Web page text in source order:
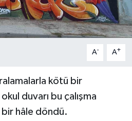
A- A+
kötü bir
duvarı bu çalışma
hâle döndü.